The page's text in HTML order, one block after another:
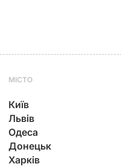
МІСТО
Київ
Львів
Одеса
Донецьк
Харків